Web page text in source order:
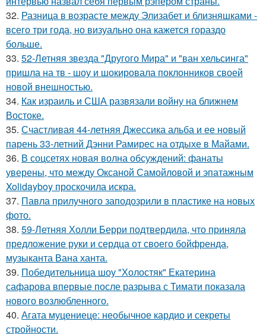
32. Разница в возрасте между Элизабет и близняшками -
всего три года, но визуально она кажется гораздо
больше.
33. 52-Летняя звезда "Другого Мира" и "ван хельсинга"
пришла на тв - шоу и шокировала поклонников своей
новой внешностью.
34. Как израиль и США развязали войну на ближнем
Востоке.
35. Счастливая 44-летняя Джессика альба и ее новый
парень 33-летний Дэнни Рамирес на отдыхе в Майами.
36. В соцсетях новая волна обсуждений: фанаты
уверены, что между Оксаной Самойловой и эпатажным
Xolidayboy проскочила искра.
37. Павла прилучного заподозрили в пластике на новых
фото.
38. 59-Летняя Холли Берри подтвердила, что приняла
предложение руки и сердца от своего бойфренда,
музыканта Вана ханта.
39. Победительница шоу "Холостяк" Екатерина
сафарова впервые после разрыва с Тимати показала
нового возлюбленного.
40. Агата муцениеце: необычное кардио и секреты
стройности.